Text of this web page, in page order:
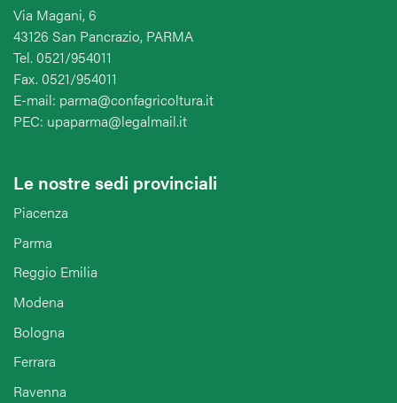
Via Magani, 6
43126 San Pancrazio, PARMA
Tel. 0521/954011
Fax. 0521/954011
E-mail: parma@confagricoltura.it
PEC: upaparma@legalmail.it
Le nostre sedi provinciali
Piacenza
Parma
Reggio Emilia
Modena
Bologna
Ferrara
Ravenna